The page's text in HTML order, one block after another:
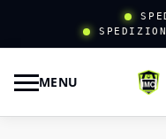
MENU